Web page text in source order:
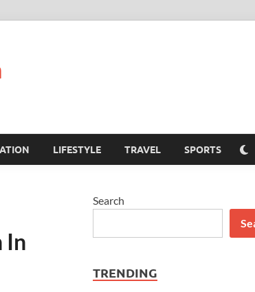
LIFESTYLE TRAVEL SPORTS
to
In
Search
TRENDING